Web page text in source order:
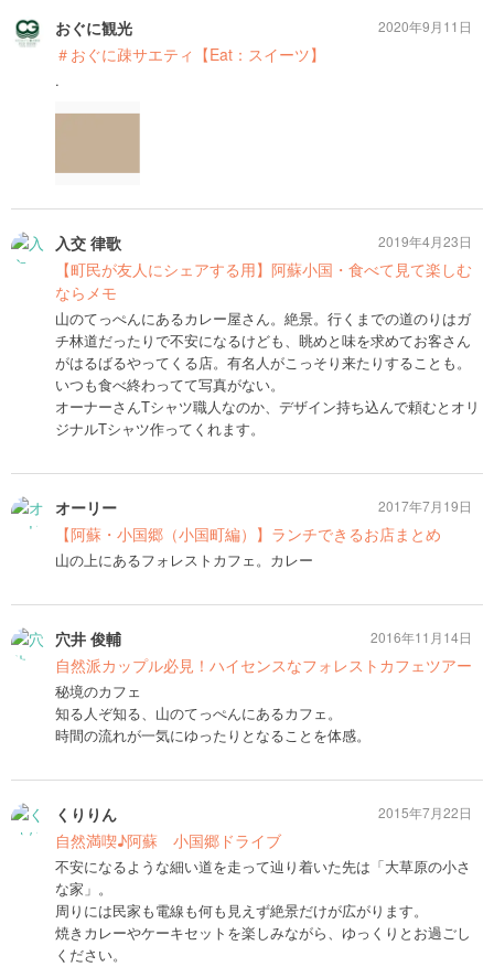
おぐに観光
＃おぐに疎サエティ【Eat：スイーツ】
.
2020年9月11日
入交 律歌
【町民が友人にシェアする用】阿蘇小国・食べて見て楽しむ
ならメモ
山のてっぺんにあるカレー屋さん。絶景。行くまでの道のりはガ
チ林道だったりで不安になるけども、眺めと味を求めてお客さん
がはるばるやってくる店。有名人がこっそり来たりすることも。
いつも食べ終わってて写真がない。
オーナーさんTシャツ職人なのか、デザイン持ち込んで頼むとオリ
ジナルTシャツ作ってくれます。
2019年4月23日
オーリー
【阿蘇・小国郷（小国町編）】ランチできるお店まとめ
山の上にあるフォレストカフェ。カレー
2017年7月19日
穴井 俊輔
自然派カップル必見！ハイセンスなフォレストカフェツアー
秘境のカフェ
知る人ぞ知る、山のてっぺんにあるカフェ。
時間の流れが一気にゆったりとなることを体感。
2016年11月14日
くりりん
自然満喫♪阿蘇 小国郷ドライブ
不安になるような細い道を走って辿り着いた先は「大草原の小さ
な家」。
周りには民家も電線も何も見えず絶景だけが広がります。
焼きカレーやケーキセットを楽しみながら、ゆっくりとお過ごし
ください。
2015年7月22日